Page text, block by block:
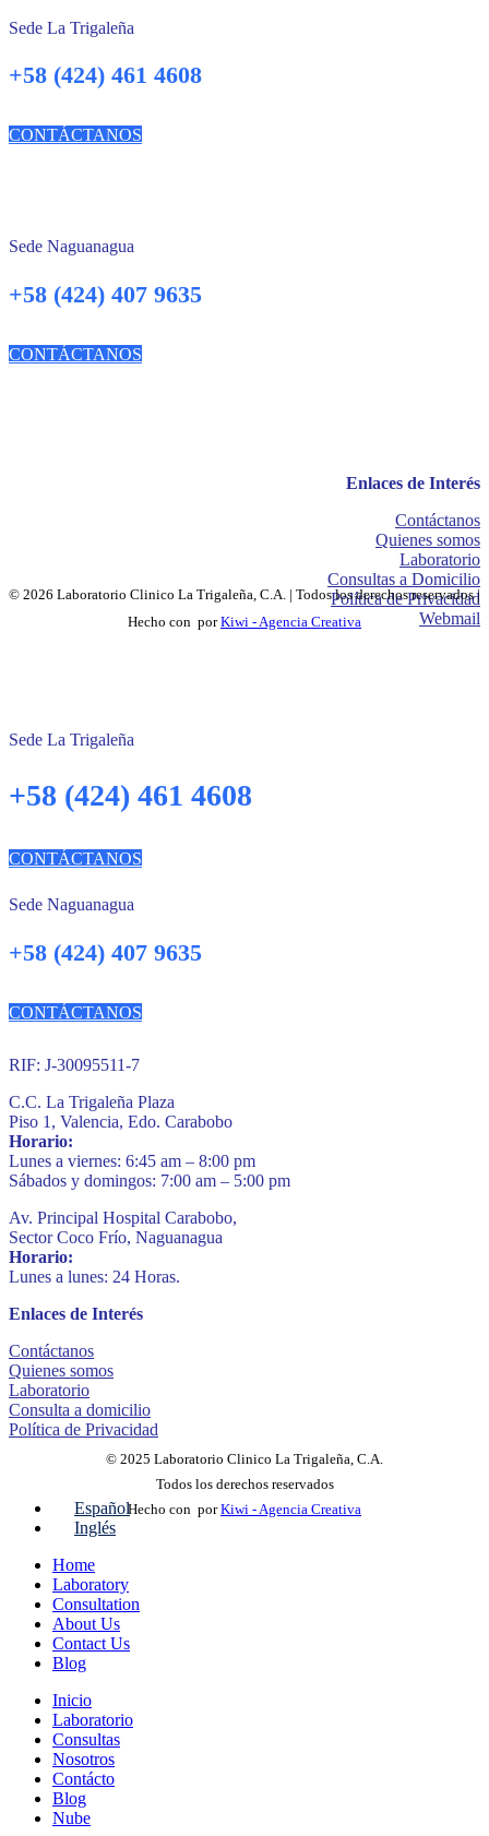
Sede La Trigaleña
+58 (424) 461 4608
CONTÁCTANOS
Sede Naguanagua
+58 (424) 407 9635
CONTÁCTANOS
Enlaces de Interés
Contáctanos
Quienes somos
Laboratorio
Consultas a Domicilio
Política de Privacidad
Webmail
© 2026 Laboratorio Clinico La Trigaleña, C.A. | Todos los derechos reservados |
Hecho con porKiwi - Agencia Creativa
Sede La Trigaleña
+58 (424) 461 4608
CONTÁCTANOS
Sede Naguanagua
+58 (424) 407 9635
CONTÁCTANOS
RIF: J-30095511-7
C.C. La Trigaleña Plaza
Piso 1, Valencia, Edo. Carabobo
Horario:
Lunes a viernes: 6:45 am – 8:00 pm
Sábados y domingos: 7:00 am – 5:00 pm
Av. Principal Hospital Carabobo,
Sector Coco Frío, Naguanagua
Horario:
Lunes a lunes: 24 Horas.
Enlaces de Interés
Contáctanos
Quienes somos
Laboratorio
Consulta a domicilio
Política de Privacidad
© 2025 Laboratorio Clinico La Trigaleña, C.A.
Todos los derechos reservados
Hecho con porKiwi - Agencia Creativa
Español
Inglés
Home
Laboratory
Consultation
About Us
Contact Us
Blog
Inicio
Laboratorio
Consultas
Nosotros
Contácto
Blog
Nube